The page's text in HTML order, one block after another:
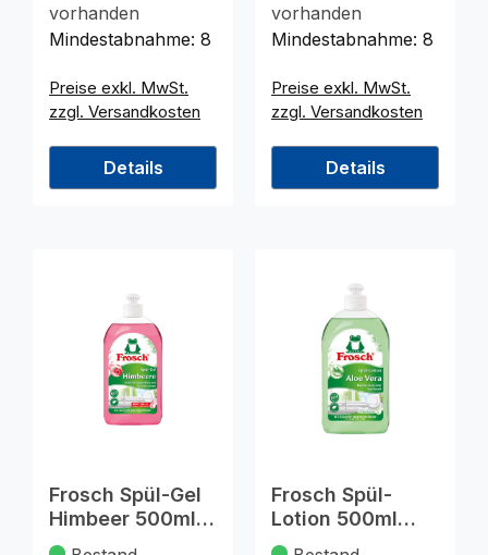
vorhanden
Mindestabnahme: 8
Preise exkl. MwSt.
zzgl. Versandkosten
Details
vorhanden
Mindestabnahme: 8
Preise exkl. MwSt.
zzgl. Versandkosten
Details
Frosch Spül-Gel
Himbeer 500ml
pH-hautneutral
Frosch Spül-
Lotion 500ml
Aloe Vera